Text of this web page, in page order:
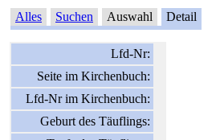
Alles Suchen Auswahl Detail
Lfd-Nr:
Seite im Kirchenbuch:
Lfd-Nr im Kirchenbuch:
Geburt des Täuflings: